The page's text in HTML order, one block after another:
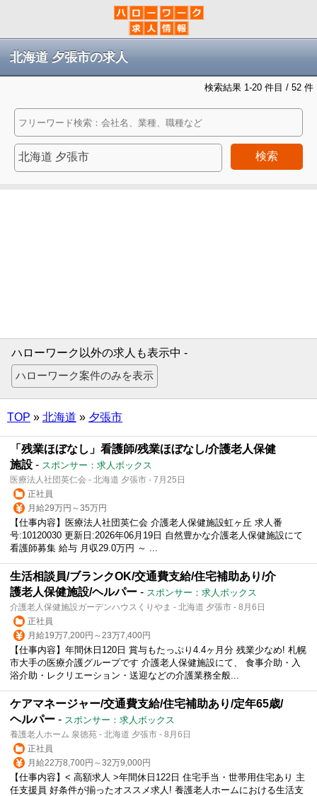
北海道 夕張市の求人
検索結果 1-20 件目 / 52 件
検索
ハローワーク以外の求人も表示中 -
TOP » 北海道 » 夕張市
「残業ほぼなし」看護師/残業ほぼなし/介護老人保健
施設 - スポンサー：求人ボックス
医療法人社団英仁会 - 北海道 夕張市 - 7月25日
正社員
月給29万円～35万円
【仕事内容】医療法人社団英仁会 介護老人保健施設虹ヶ丘 求人番
号:10120030 更新日:2026年06月19日 自然豊かな介護老人保健施設にて
看護師募集 給与 月収29.0万円 ～ ...
生活相談員/ブランクOK/交通費支給/住宅補助あり/介
護老人保健施設/ヘルパー - スポンサー：求人ボックス
介護老人保健施設ガーデンハウスくりやま - 北海道 夕張市 - 8月6日
正社員
月給19万7,200円～23万7,400円
【仕事内容】年間休日120日 賞与もたっぷり4.4ヶ月分 残業少なめ! 札幌
市大手の医療介護グループです 介護老人保健施設にて、 食事介助・入
浴介助・レクリエーション・送迎などの介護業務全般...
ケアマネージャー/交通費支給/住宅補助あり/定年65歳/
ヘルパー - スポンサー：求人ボックス
養護老人ホーム 泉徳苑 - 北海道 夕張市 - 8月6日
正社員
月給22万8,700円～32万9,000円
【仕事内容】< 高額求人 >年間休日122日 住宅手当・世帯用住宅あり 主
任支援員 好条件が揃ったオススメ求人! 養護老人ホームにおける生活支